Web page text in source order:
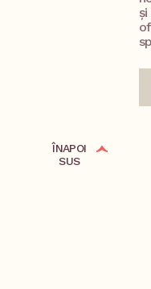
și
ÎNAPOI
SUS